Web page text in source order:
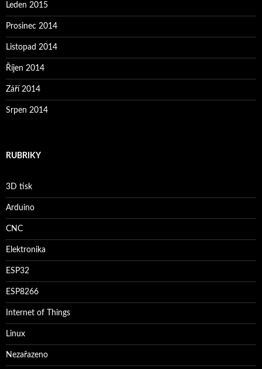
Leden 2015
Prosinec 2014
Listopad 2014
Říjen 2014
Září 2014
Srpen 2014
RUBRIKY
3D tisk
Arduino
CNC
Elektronika
ESP32
ESP8266
Internet of Things
Linux
Nezařazeno